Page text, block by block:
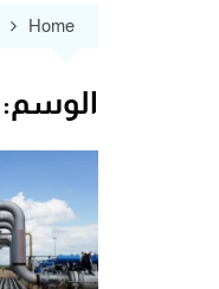
Home
الوسم: